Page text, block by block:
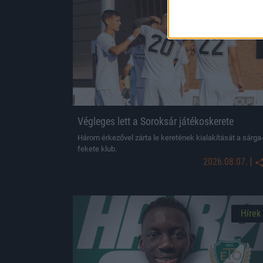
Végleges lett a Soroksár játékoskerete
Három érkezővel zárta le keretének kialakítását a sárga-
fekete klub.
2026.08.07. |
Hírek